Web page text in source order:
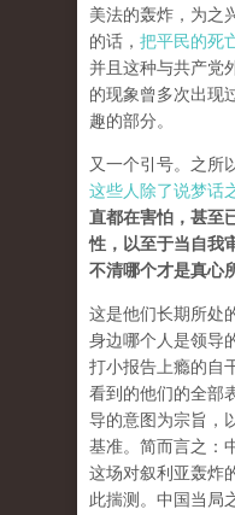
美法的轰炸，为之
的话， 把平民的死
并且这种与共产党
的现象曾多次出现
趣的部分。
又一个引号。之所
这些人除了说梦话
直都在害怕，甚至
性，以至于当自我
不清哪个才是真心
这是他们长期所处
身边哪个人是领导
打小报告上瘾的自
看到的他们的全
导的意图为宗旨，
基准。简而言之：
这场对叙利亚轰炸
此揣测。中国当局